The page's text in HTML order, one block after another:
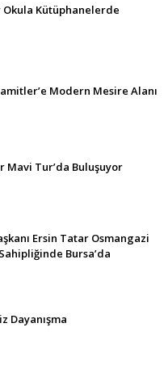
Kütüphanelerde
Modern Mesire Alanı
Mavi Tur’da Buluşuyor
Ersin Tatar Osmangazi
Bursa’da
Dayanışma